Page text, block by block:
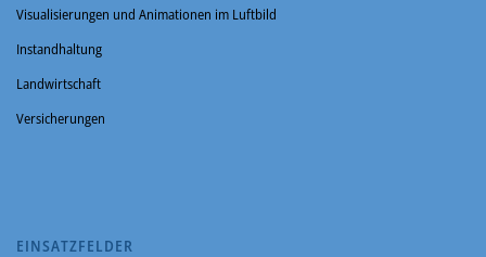
Visualisierungen und Animationen im Luftbild
Instandhaltung
Landwirtschaft
Versicherungen
EINSATZFELDER